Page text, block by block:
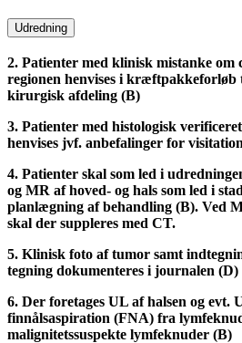
Udredning
2. Patienter med klinisk mistanke om
regionen henvises i kræftpakkeforløb
kirurgisk afdeling (B)
3. Patienter med histologisk
henvises jvf. anbefalinger for
4. Patienter skal som led i
og MR af hoved- og hals som led i
planlægning af behandling (B). Ved
skal der suppleres med CT.
5. Klinisk foto af tumor samt
tegning dokumenteres i journalen (D)
6. Der foretages UL af halsen og evt.
finnålsaspiration (FNA) fra
malignitetssuspekte lymfeknuder (B)